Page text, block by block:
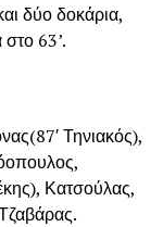
δύο δοκάρια,
63’.
Τηνιακός),
Κατσούλας,